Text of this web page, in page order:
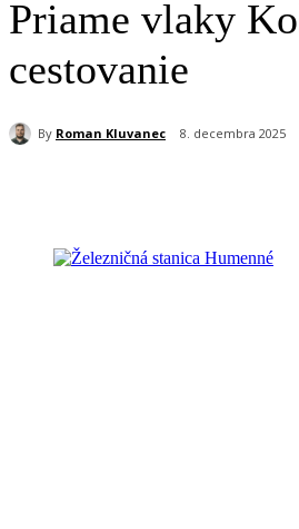
Priame vlaky
cestovanie
By Roman Kluvanec 8. decembra 2025